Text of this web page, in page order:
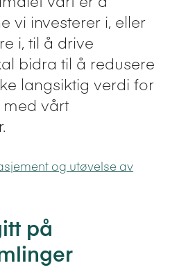
vi investerer i, eller
i, til å drive
bidra til å redusere
langsiktig verdi for
med vårt
og utøvelse av
på